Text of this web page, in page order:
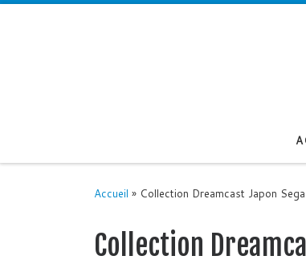
Accueil » Collection Dreamcast Japon Sega
Collection